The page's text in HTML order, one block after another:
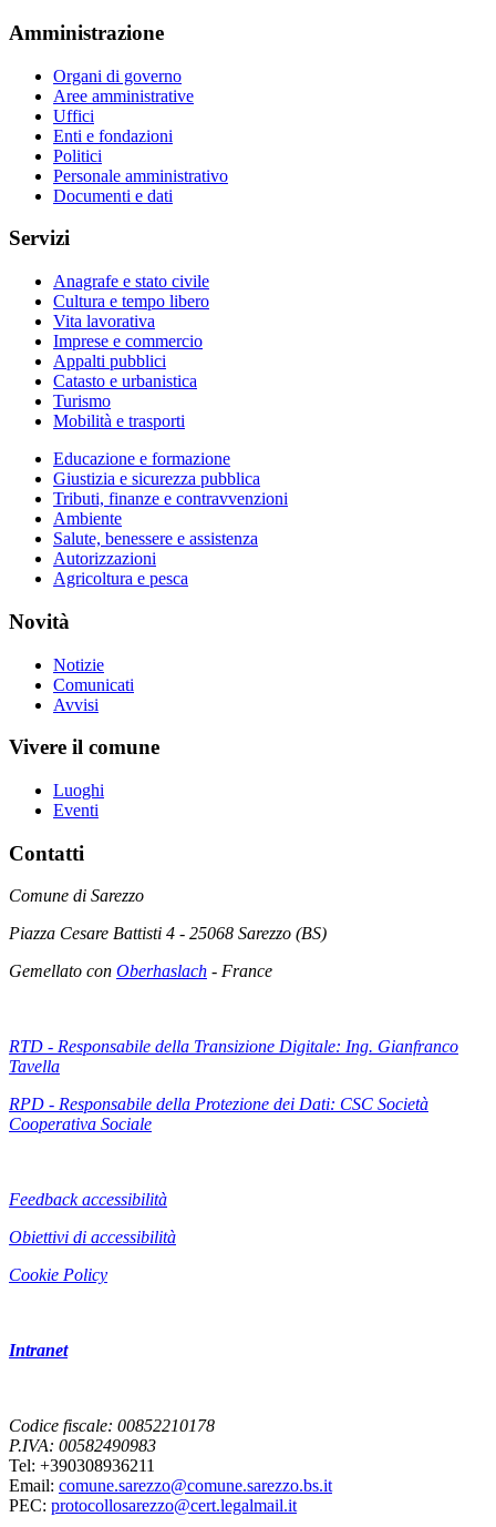
Amministrazione
Organi di governo
Aree amministrative
Uffici
Enti e fondazioni
Politici
Personale amministrativo
Documenti e dati
Servizi
Anagrafe e stato civile
Cultura e tempo libero
Vita lavorativa
Imprese e commercio
Appalti pubblici
Catasto e urbanistica
Turismo
Mobilità e trasporti
Educazione e formazione
Giustizia e sicurezza pubblica
Tributi, finanze e contravvenzioni
Ambiente
Salute, benessere e assistenza
Autorizzazioni
Agricoltura e pesca
Novità
Notizie
Comunicati
Avvisi
Vivere il comune
Luoghi
Eventi
Contatti
Comune di Sarezzo
Piazza Cesare Battisti 4 - 25068 Sarezzo (BS)
Gemellato con Oberhaslach - France
RTD - Responsabile della Transizione Digitale: Ing. Gianfranco
Tavella
RPD - Responsabile della Protezione dei Dati: CSC Società
Cooperativa Sociale
Feedback accessibilità
Obiettivi di accessibilità
Cookie Policy
Intranet
Codice fiscale: 00852210178
P.IVA: 00582490983
Tel: +390308936211
Email: comune.sarezzo@comune.sarezzo.bs.it
PEC: protocollosarezzo@cert.legalmail.it